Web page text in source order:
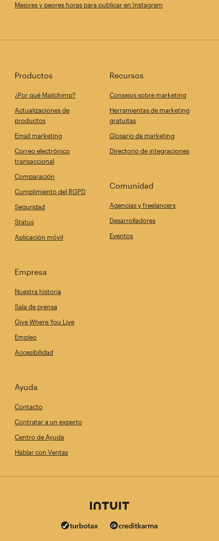
Mejores y peores horas para publicar en Instagram
Productos
¿Por qué Mailchimp?
Actualizaciones de
productos
Email marketing
Correo electrónico
transaccional
Comparación
Cumplimiento del RGPD
Seguridad
Status
Aplicación móvil
Recursos
Consejos sobre marketing
Herramientas de marketing
gratuitas
Glosario de marketing
Directorio de integraciones
Comunidad
Agencias y freelancers
Desarrolladores
Eventos
Empresa
Nuestra historia
Sala de prensa
Give Where You Live
Empleo
Accesibilidad
Ayuda
Contacto
Contratar a un experto
Centro de Ayuda
Hablar con Ventas